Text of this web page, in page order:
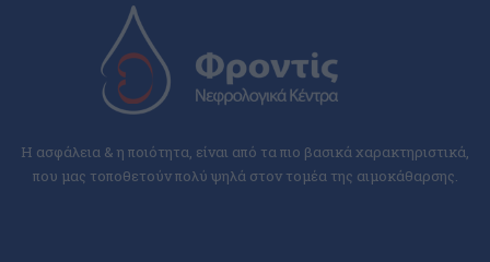
Η ασφάλεια & η ποιότητα, είναι από τα πιο βασικά χαρακτηριστικά,
που μας τοποθετούν πολύ ψηλά στον τομέα της αιμοκάθαρσης.